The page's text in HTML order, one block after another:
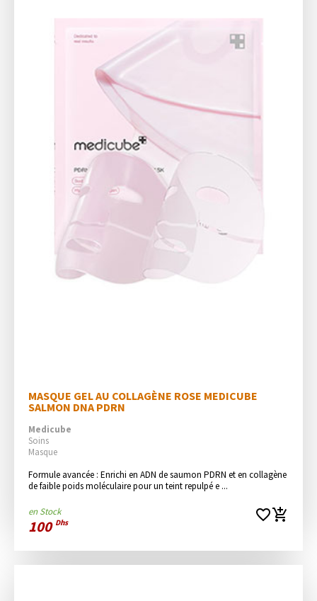
MASQUE GEL AU COLLAGÈNE ROSE MEDICUBE
SALMON DNA PDRN
Medicube
Soins
Masque
Formule avancée : Enrichi en ADN de saumon PDRN et en collagène
de faible poids moléculaire pour un teint repulpé e ...
en Stock
100 Dhs favorite_borderadd_shopping_cart